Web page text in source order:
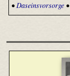
•Daseinsvorsorge•